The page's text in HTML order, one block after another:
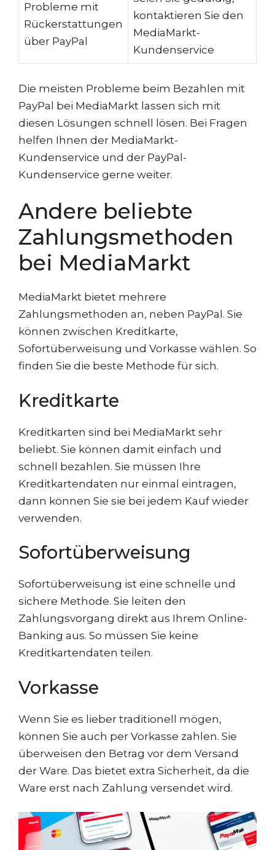
Probleme mit
Rückerstattungen
über PayPal
kontaktieren Sie den
MediaMarkt-
Kundenservice
Die meisten Probleme beim Bezahlen mit
PayPal bei MediaMarkt lassen sich mit
diesen Lösungen schnell lösen. Bei Fragen
helfen Ihnen der MediaMarkt-
Kundenservice und der PayPal-
Kundenservice gerne weiter.
Andere beliebte
Zahlungsmethoden
bei MediaMarkt
MediaMarkt bietet mehrere
Zahlungsmethoden an, neben PayPal. Sie
können zwischen Kreditkarte,
Sofortüberweisung und Vorkasse wählen. So
finden Sie die beste Methode für sich.
Kreditkarte
Kreditkarten sind bei MediaMarkt sehr
beliebt. Sie können damit einfach und
schnell bezahlen. Sie müssen Ihre
Kreditkartendaten nur einmal eintragen,
dann können Sie sie bei jedem Kauf wieder
verwenden.
Sofortüberweisung
Sofortüberweisung ist eine schnelle und
sichere Methode. Sie leiten den
Zahlungsvorgang direkt aus Ihrem Online-
Banking aus. So müssen Sie keine
Kreditkartendaten teilen.
Vorkasse
Wenn Sie es lieber traditionell mögen,
können Sie auch per Vorkasse zahlen. Sie
überweisen den Betrag vor dem Versand
der Ware. Das bietet extra Sicherheit, da die
Ware erst nach Zahlung versendet wird.